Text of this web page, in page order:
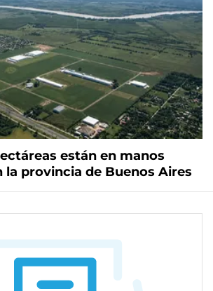
están en manos
la provincia de Buenos Aires